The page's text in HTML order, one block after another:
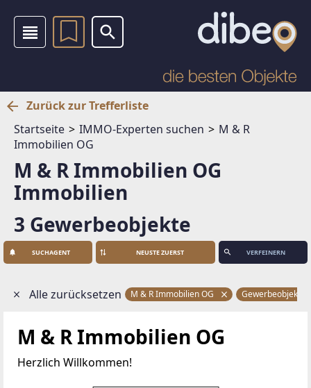
Zurück zur Trefferliste
Startseite
IMMO-Experten suchen
M & R
Immobilien OG
M & R Immobilien OG
Immobilien
3 Gewerbeobjekte
SUCHAGENT VERFEINERN
Alle zurücksetzen M & R Immobilien OG Gewerbeobjekte
M & R Immobilien OG
Herzlich Willkommen!